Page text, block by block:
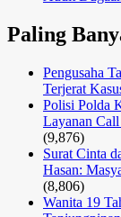
Paling
Pengusaha
Terjerat
Polisi Polda
Layanan
(9,876)
Surat Cinta
Hasan:
(8,806)
Wanita 19